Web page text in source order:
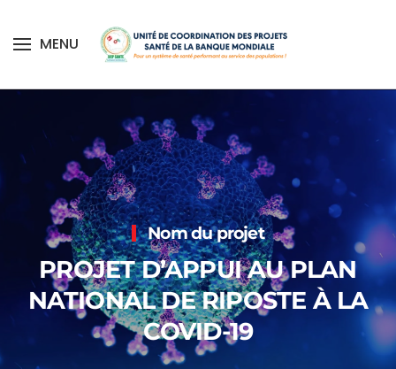
Skip to main content
MENU
Nom du projet
PROJET D’APPUI AU PLAN
NATIONAL DE RIPOSTE À LA
COVID-19